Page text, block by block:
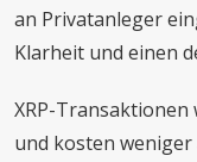
an Privatanleger
Klarheit und einen
XRP-
und kosten weniger